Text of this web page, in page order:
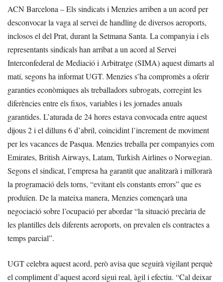
ACN Barcelona – Els sindicats i Menzies arriben a un acord per
desconvocar la vaga al servei de handling de diversos aeroports,
inclosos el del Prat, durant la Setmana Santa. La companyia i els
representants sindicals han arribat a un acord al Servei
Interconfederal de Mediació i Arbitratge (SIMA) aquest dimarts al
matí, segons ha informat UGT. Menzies s’ha compromès a oferir
garanties econòmiques als treballadors subrogats, corregint les
diferències entre els fixos, variables i les jornades anuals
garantides. L’aturada de 24 hores estava convocada entre aquest
dijous 2 i el dilluns 6 d’abril, coincidint l’increment de moviment
per les vacances de Pasqua. Menzies treballa per companyies com
Emirates, British Airways, Latam, Turkish Airlines o Norwegian.
Segons el sindicat, l’empresa ha garantit que analitzarà i millorarà
la programació dels torns, “evitant els constants errors” que es
produïen. De la mateixa manera, Menzies començarà una
negociació sobre l’ocupació per abordar “la situació precària de
les plantilles dels diferents aeroports, on prevalen els contractes a
temps parcial”.
UGT celebra aquest acord, però avisa que seguirà vigilant perquè
el compliment d’aquest acord sigui real, àgil i efectiu. “Cal deixar